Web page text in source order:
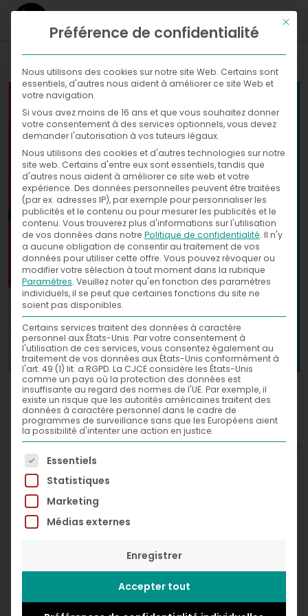
WHAT
WHERE
Galleries
Exhibitions
NOW
News
Press
WITH
WHO
CONTACT
Little Itch,2013
Acrylic and spray paint on canvas
60 x 60 cm
© Greg Léon Guillemin
Ce
Préférence de confidentialité
Nous utilisons des cookies sur notre site Web. Certains sont
essentiels, d'autres nous aident à améliorer ce site Web et
votre navigation.
Si vous avez moins de 16 ans et que vous souhaitez donner
votre consentement à des services optionnels, vous devez
demander l'autorisation à vos tuteurs légaux.
Nous utilisons des cookies et d'autres technologies sur notre
site web. Certains d'entre eux sont essentiels, tandis que
d'autres nous aident à améliorer ce site web et votre
expérience. Des données personnelles peuvent être traitées
(par ex. adresses IP), par exemple pour personnaliser les
publicités et le contenu ou pour mesurer les publicités et le
contenu. Vous trouverez plus d'informations sur l'utilisation
de vos données dans notre Politique de confidentialité. Il n'y
a aucune obligation de consentir au traitement de vos
données pour utiliser cette offre. Vous pouvez révoquer ou
modifier votre sélection à tout moment dans la rubrique
Paramètres. Veuillez noter qu'en fonction des paramètres
individuels, il se peut que certaines fonctions du site ne
soient pas disponibles.
Certains services traitent des données à caractère
personnel aux États-Unis. Par votre consentement à
l'utilisation de ces services, vous consentez également au
traitement de vos données aux États-Unis conformément à
l'art. 49 (1) lit. a RGPD. La CJCE considère les États-Unis
comme un pays où la protection des données est
insuffisante au regard des normes de l'UE. Par exemple, il
existe un risque que les autorités américaines traitent des
données à caractère personnel dans le cadre de
programmes de surveillance sans que les Européens aient
la possibilité d'intenter une action en justice.
La liste suivante énumère les groupes de services
Essentiels
Statistiques
Marketing
Médias externes
Enregistrer
Accepter tout